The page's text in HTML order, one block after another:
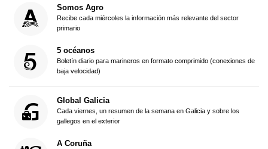
Somos Agro
Recibe cada miércoles la información más relevante del sector
primario
5 océanos
Boletín diario para marineros en formato comprimido (conexiones de
baja velocidad)
Global Galicia
Cada viernes, un resumen de la semana en Galicia y sobre los
gallegos en el exterior
A Coruña